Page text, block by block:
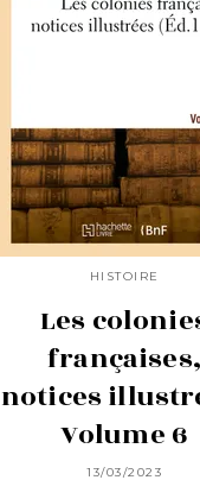
HISTOIRE
Les
françaises,
notices
Volume 6
13/03/2023